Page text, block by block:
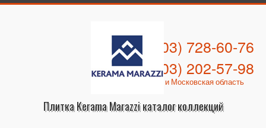
Плитка Kerama Marazzi каталог коллекций
+7 (903) 728-60-76
+7 (903) 202-57-98
Москва и Московская область